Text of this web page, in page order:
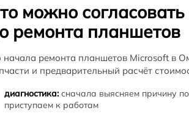
можно согласовать
ремонта планшетов
начала ремонта планшетов Microsoft в
и предварительный расчёт
диагностика: сначала выясняем причину
приступаем к работам